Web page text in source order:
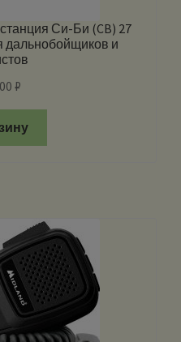
Си-Би (CB) 27
дальнобойщиков и
₽